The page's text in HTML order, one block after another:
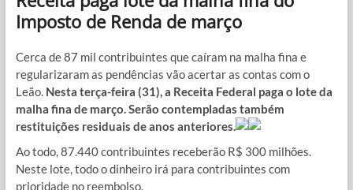
Imposto de Renda de março
Cerca de 87 mil contribuintes que caíram na malha fina e
regularizaram as pendências vão acertar as contas com o
Leão. Nesta terça-feira (31), a Receita Federal paga o lote da
malha fina de março. Serão contempladas também
restituições residuais de anos anteriores.
Ao todo, 87.440 contribuintes receberão R$ 300 milhões.
Neste lote, todo o dinheiro irá para contribuintes com
prioridade no reembolso.